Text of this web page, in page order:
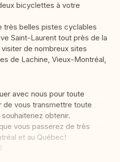
bicyclettes à votre
très belles pistes cyclables
Saint-Laurent tout près de la
de nombreux sites
de Lachine, Vieux-Montréal,
avec nous pour toute
de vous transmettre toute
obtenir.
vous passerez de très
et au Québec!